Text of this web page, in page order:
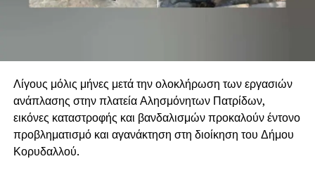
Λίγους μόλις μήνες μετά την ολοκλήρωση των εργασιών
ανάπλασης στην πλατεία Αλησμόνητων Πατρίδων,
εικόνες καταστροφής και βανδαλισμών προκαλούν έντονο
προβληματισμό και αγανάκτηση στη διοίκηση του Δήμου
Κορυδαλλού.